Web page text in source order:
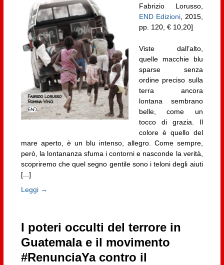
Fabrizio Lorusso,
END Edizioni, 2015,
pp. 120, € 10,20]
Viste dall’alto,
quelle macchie blu
sparse senza
ordine preciso sulla
terra ancora
lontana sembrano
belle, come un
tocco di grazia. Il
colore è quello del
mare aperto, è un blu intenso, allegro. Come sempre,
però, la lontananza sfuma i contorni e nasconde la verità,
scopriremo che quel segno gentile sono i teloni degli aiuti
[...]
Leggi →
I poteri occulti del terrore in
Guatemala e il movimento
#RenunciaYa contro il